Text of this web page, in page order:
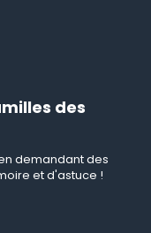
des
demandant des
et d'astuce !